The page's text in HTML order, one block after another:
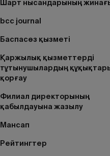
Шарт нысандарының
bcc journal
Баспасөз қызметі
Қаржылық қызметтерді
тұтынушылардың
қорғау
Филиал директорының
қабылдауына жазылу
Мансап
Рейтингтер